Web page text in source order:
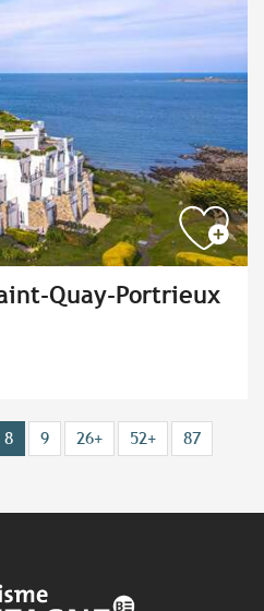
Quay-Portrieux
8 9 26+ 52+
87